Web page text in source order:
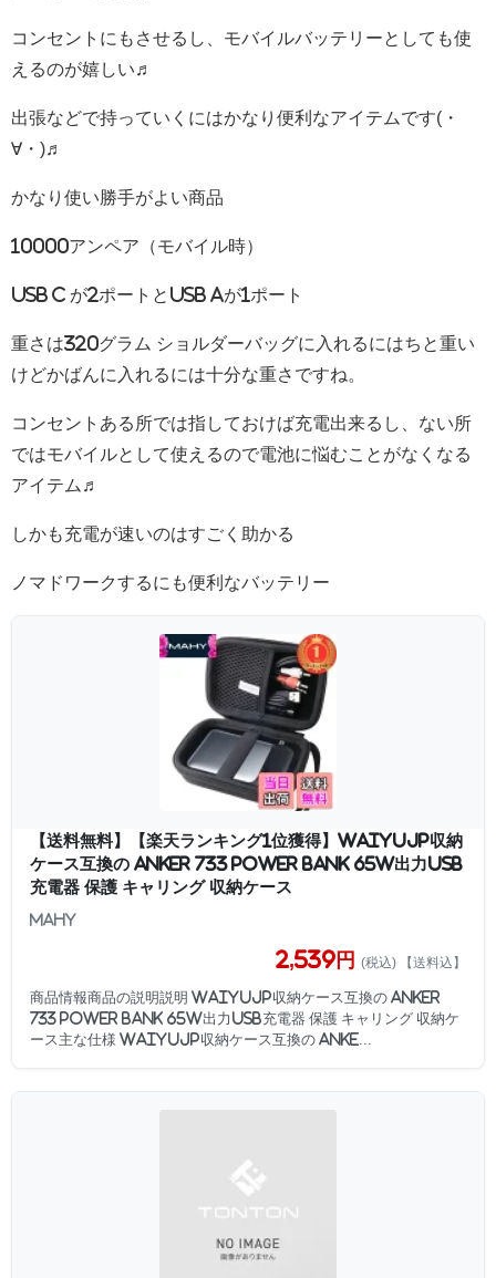
コンセントにもさせるし、モバイルバッテリーとしても使
えるのが嬉しい♬
出張などで持っていくにはかなり便利なアイテムです(・
∀・)♬
かなり使い勝手がよい商品
10000アンペア（モバイル時）
USB C が2ポートとUSB Aが1ポート
重さは320グラム ショルダーバッグに入れるにはちと重い
けどかばんに入れるには十分な重さですね。
コンセントある所では指しておけば充電出来るし、ない所
ではモバイルとして使えるので電池に悩むことがなくなる
アイテム♬
しかも充電が速いのはすごく助かる
ノマドワークするにも便利なバッテリー
【送料無料】【楽天ランキング1位獲得】WAIYUJP収納
ケース互換の Anker 733 Power Bank 65W出力USB
充電器 保護 キャリング 収納ケース
MAHY
2,539円 (税込) 【送料込】
商品情報商品の説明説明 WAIYUJP収納ケース互換の Anker
733 Power Bank 65W出力USB充電器 保護 キャリング 収納ケ
ース主な仕様 WAIYUJP収納ケース互換の Anke...